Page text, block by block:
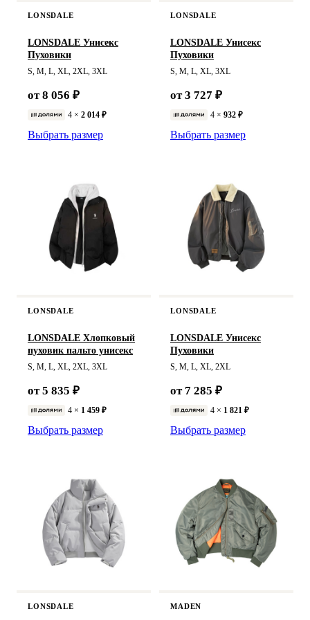
LONSDALE
LONSDALE Унисекс
Пуховики
S, M, L, XL, 2XL, 3XL
от 8 056 ₽
4 × 2 014 ₽
Выбрать размер
LONSDALE
LONSDALE Унисекс
Пуховики
S, M, L, XL, 3XL
от 3 727 ₽
4 × 932 ₽
Выбрать размер
LONSDALE
LONSDALE Хлопковый
пуховик пальто унисекс
S, M, L, XL, 2XL, 3XL
от 5 835 ₽
4 × 1 459 ₽
Выбрать размер
LONSDALE
LONSDALE Унисекс
Пуховики
S, M, L, XL, 2XL
от 7 285 ₽
4 × 1 821 ₽
Выбрать размер
LONSDALE MADEN